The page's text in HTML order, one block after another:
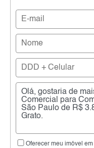
Oferecer meu imóvel em